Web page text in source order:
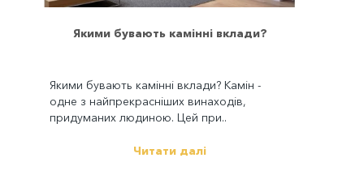
Якими бувають камінні вклади?
Якими бувають камінні вклади? Камін -
одне з найпрекрасніших винаходів,
придуманих людиною. Цей при..
Читати далі